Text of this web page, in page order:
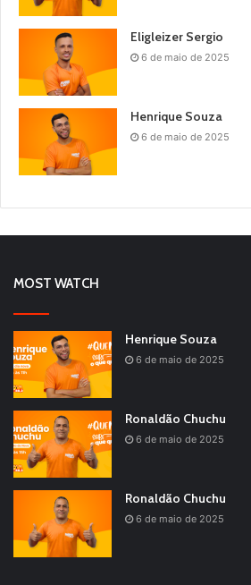
Eligleizer Sergio
6 de maio de 2025
Henrique Souza
6 de maio de 2025
MOST WATCH
Henrique Souza
6 de maio de 2025
Ronaldão Chuchu
6 de maio de 2025
Ronaldão Chuchu
6 de maio de 2025